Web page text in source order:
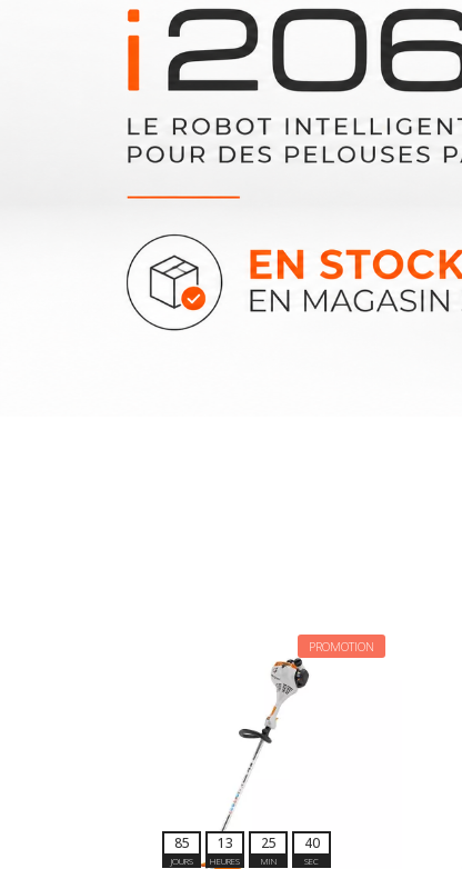
PROMOTION
85
JOURS
13
HEURES
25
MIN
37
SEC